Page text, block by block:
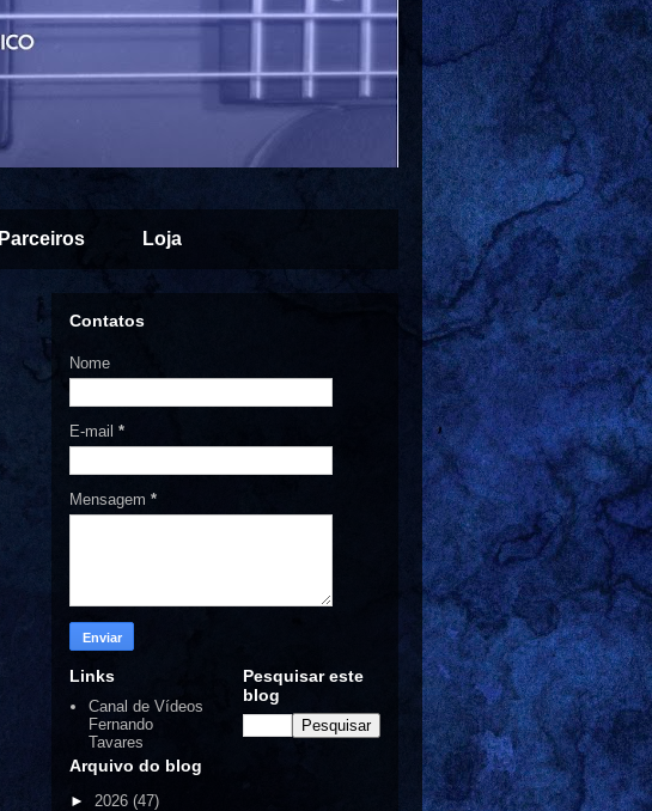
Parceiros Loja
Contatos
Nome
E-mail *
Mensagem *
Links
Canal de Vídeos
Fernando
Tavares
Pesquisar este
blog
Arquivo do blog
► 2026 (47)